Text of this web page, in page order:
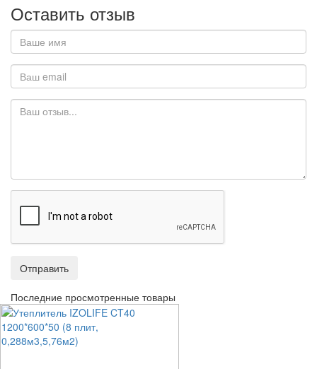
Оставить отзыв
Отправить
Последние просмотренные товары